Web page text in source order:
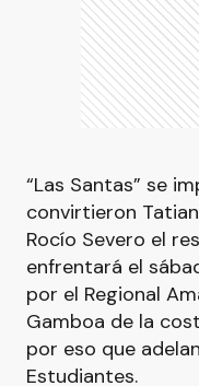
“Las Santas” se
convirtieron
Rocío Severo el
enfrentará el
por el Regional
Gamboa de la
por eso que
Estudiantes.